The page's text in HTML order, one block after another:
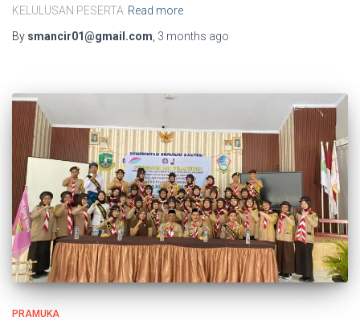
KELULUSAN PESERTA Read more
By smancir01@gmail.com 3 months ago
PRAMUKA